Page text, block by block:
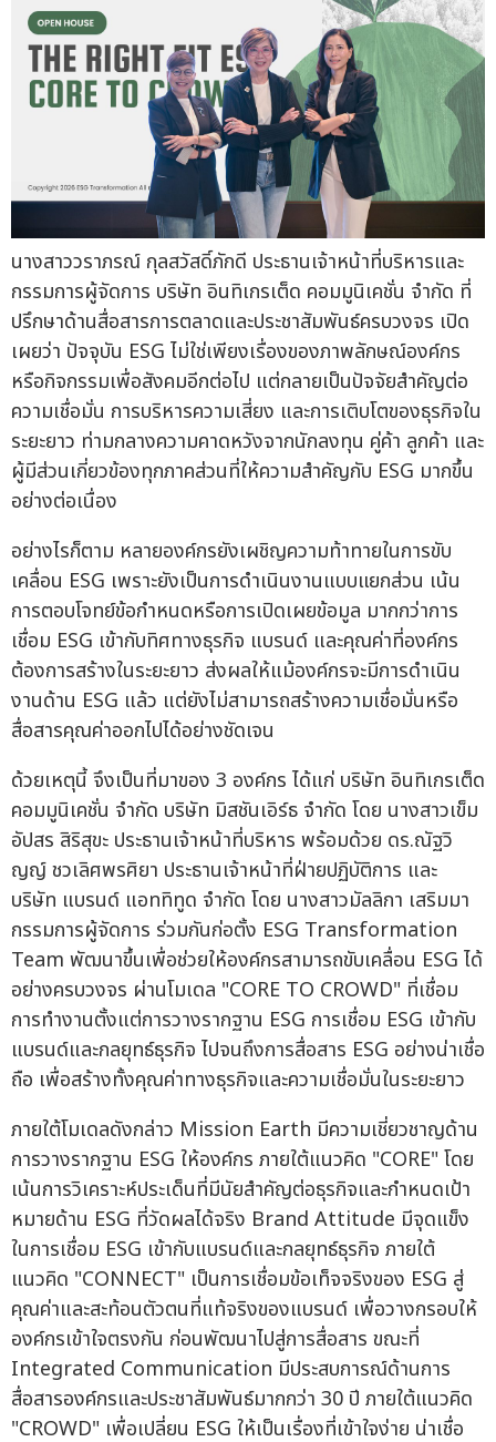
นางสาววราภรณ์ กุลสวัสดิ์ภักดี ประธานเจ้าหน้าที่บริหารและ
กรรมการผู้จัดการ บริษัท อินทิเกรเต็ด คอมมูนิเคชั่น จำกัด ที่
ปรึกษาด้านสื่อสารการตลาดและประชาสัมพันธ์ครบวงจร เปิด
เผยว่า ปัจจุบัน ESG ไม่ใช่เพียงเรื่องของภาพลักษณ์องค์กร
หรือกิจกรรมเพื่อสังคมอีกต่อไป แต่กลายเป็นปัจจัยสำคัญต่อ
ความเชื่อมั่น การบริหารความเสี่ยง และการเติบโตของธุรกิจใน
ระยะยาว ท่ามกลางความคาดหวังจากนักลงทุน คู่ค้า ลูกค้า และ
ผู้มีส่วนเกี่ยวข้องทุกภาคส่วนที่ให้ความสำคัญกับ ESG มากขึ้น
อย่างต่อเนื่อง
อย่างไรก็ตาม หลายองค์กรยังเผชิญความท้าทายในการขับ
เคลื่อน ESG เพราะยังเป็นการดำเนินงานแบบแยกส่วน เน้น
การตอบโจทย์ข้อกำหนดหรือการเปิดเผยข้อมูล มากกว่าการ
เชื่อม ESG เข้ากับทิศทางธุรกิจ แบรนด์ และคุณค่าที่องค์กร
ต้องการสร้างในระยะยาว ส่งผลให้แม้องค์กรจะมีการดำเนิน
งานด้าน ESG แล้ว แต่ยังไม่สามารถสร้างความเชื่อมั่นหรือ
สื่อสารคุณค่าออกไปได้อย่างชัดเจน
ด้วยเหตุนี้ จึงเป็นที่มาของ 3 องค์กร ได้แก่ บริษัท อินทิเกรเต็ด
คอมมูนิเคชั่น จำกัด บริษัท มิสชันเอิร์ธ จำกัด โดย นางสาวเข็ม
อัปสร สิริสุขะ ประธานเจ้าหน้าที่บริหาร พร้อมด้วย ดร.ณัฐวิ
ญญ์ ชวเลิศพรศิยา ประธานเจ้าหน้าที่ฝ่ายปฏิบัติการ และ
บริษัท แบรนด์ แอททิทูด จำกัด โดย นางสาวมัลลิกา เสริมมา
กรรมการผู้จัดการ ร่วมกันก่อตั้ง ESG Transformation
Team พัฒนาขึ้นเพื่อช่วยให้องค์กรสามารถขับเคลื่อน ESG ได้
อย่างครบวงจร ผ่านโมเดล "CORE TO CROWD" ที่เชื่อม
การทำงานตั้งแต่การวางรากฐาน ESG การเชื่อม ESG เข้ากับ
แบรนด์และกลยุทธ์ธุรกิจ ไปจนถึงการสื่อสาร ESG อย่างน่าเชื่อ
ถือ เพื่อสร้างทั้งคุณค่าทางธุรกิจและความเชื่อมั่นในระยะยาว
ภายใต้โมเดลดังกล่าว Mission Earth มีความเชี่ยวชาญด้าน
การวางรากฐาน ESG ให้องค์กร ภายใต้แนวคิด "CORE" โดย
เน้นการวิเคราะห์ประเด็นที่มีนัยสำคัญต่อธุรกิจและกำหนดเป้า
หมายด้าน ESG ที่วัดผลได้จริง Brand Attitude มีจุดแข็ง
ในการเชื่อม ESG เข้ากับแบรนด์และกลยุทธ์ธุรกิจ ภายใต้
แนวคิด "CONNECT" เป็นการเชื่อมข้อเท็จจริงของ ESG สู่
คุณค่าและสะท้อนตัวตนที่แท้จริงของแบรนด์ เพื่อวางกรอบให้
องค์กรเข้าใจตรงกัน ก่อนพัฒนาไปสู่การสื่อสาร ขณะที่
Integrated Communication มีประสบการณ์ด้านการ
สื่อสารองค์กรและประชาสัมพันธ์มากกว่า 30 ปี ภายใต้แนวคิด
"CROWD" เพื่อเปลี่ยน ESG ให้เป็นเรื่องที่เข้าใจง่าย น่าเชื่อ